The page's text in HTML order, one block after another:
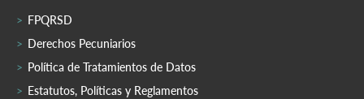
FPQRSD
Derechos Pecuniarios
Política de Tratamientos de Datos
Estatutos, Políticas y Reglamentos